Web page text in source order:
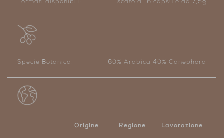
Formati disponibili: scatola 16 capsule da 7,5g
Specie Botanica: 60% Arabica 40% Canephora
Origine Regione Lavorazione